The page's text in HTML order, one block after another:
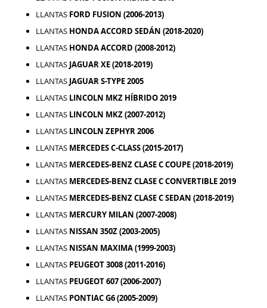
LLANTAS FORD FUSION (2006-2013)
LLANTAS HONDA ACCORD SEDÁN (2018-2020)
LLANTAS HONDA ACCORD (2008-2012)
LLANTAS JAGUAR XE (2018-2019)
LLANTAS JAGUAR S-TYPE 2005
LLANTAS LINCOLN MKZ HÍBRIDO 2019
LLANTAS LINCOLN MKZ (2007-2012)
LLANTAS LINCOLN ZEPHYR 2006
LLANTAS MERCEDES C-CLASS (2015-2017)
LLANTAS MERCEDES-BENZ CLASE C COUPE (2018-2019)
LLANTAS MERCEDES-BENZ CLASE C CONVERTIBLE 2019
LLANTAS MERCEDES-BENZ CLASE C SEDAN (2018-2019)
LLANTAS MERCURY MILAN (2007-2008)
LLANTAS NISSAN 350Z (2003-2005)
LLANTAS NISSAN MAXIMA (1999-2003)
LLANTAS PEUGEOT 3008 (2011-2016)
LLANTAS PEUGEOT 607 (2006-2007)
LLANTAS PONTIAC G6 (2005-2009)